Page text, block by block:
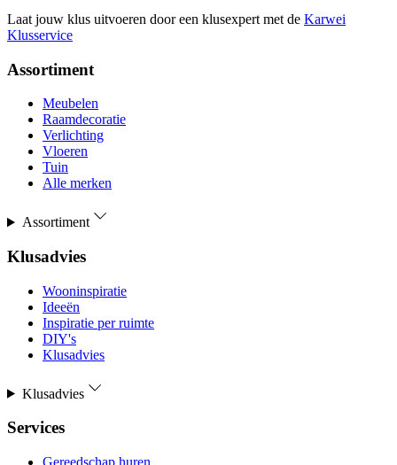
Laat jouw klus uitvoeren door een klusexpert met de Karwei
Klusservice
Assortiment
Meubelen
Raamdecoratie
Verlichting
Vloeren
Tuin
Alle merken
Assortiment
Klusadvies
Wooninspiratie
Ideeën
Inspiratie per ruimte
DIY's
Klusadvies
Klusadvies
Services